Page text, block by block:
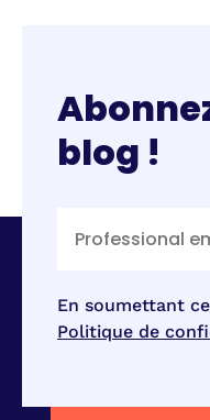
blog !
En soumettant
Politique de